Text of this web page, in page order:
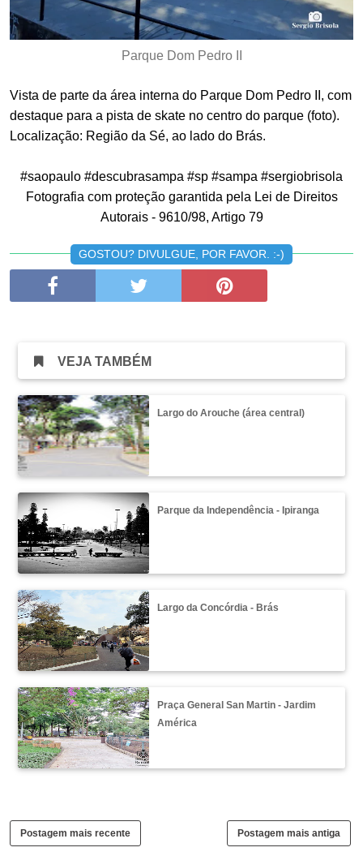
Parque Dom Pedro II
Vista de parte da área interna do Parque Dom Pedro II, com
destaque para a pista de skate no centro do parque (foto).
Localização: Região da Sé, ao lado do Brás.
#saopaulo #descubrasampa #sp #sampa #sergiobrisola
Fotografia com proteção garantida pela Lei de Direitos
Autorais - 9610/98, Artigo 79
GOSTOU? DIVULGUE, POR FAVOR. :-)
VEJA TAMBÉM
Largo do Arouche (área central)
Parque da Independência - Ipiranga
Largo da Concórdia - Brás
Praça General San Martin - Jardim
América
Postagem mais recente Postagem mais antiga